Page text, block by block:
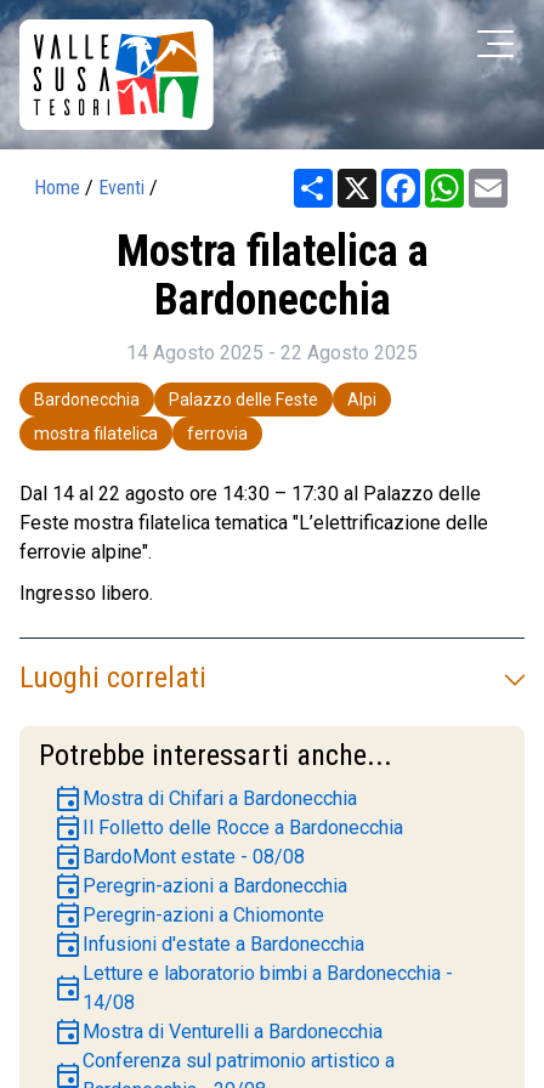
Home / Eventi / Share X Facebook
Mostra filatelica a
Bardonecchia
14 Agosto 2025 - 22 Agosto 2025
Bardonecchia Palazzo delle Feste
Alpi
mostra filatelica
ferrovia
Dal 14 al 22 agosto ore 14:30 – 17:30 al Palazzo delle
Feste mostra filatelica tematica "L’elettrificazione delle
ferrovie alpine".
Ingresso libero.
Luoghi correlati
Potrebbe interessarti anche...
event Mostra di Chifari a Bardonecchia
event Il Folletto delle Rocce a Bardonecchia
event BardoMont estate - 08/08
event Peregrin-azioni a Bardonecchia
event Peregrin-azioni a Chiomonte
event Infusioni d'estate a Bardonecchia
event Letture e laboratorio bimbi a Bardonecchia -
14/08
event Mostra di Venturelli a Bardonecchia
eventConferenza sul patrimonio artistico a